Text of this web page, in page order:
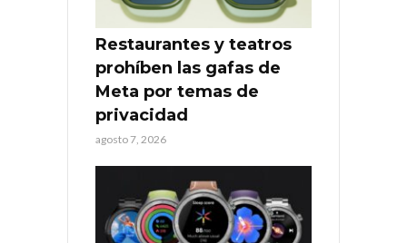
Restaurantes y teatros
prohíben las gafas de
Meta por temas de
privacidad
agosto 7, 2026